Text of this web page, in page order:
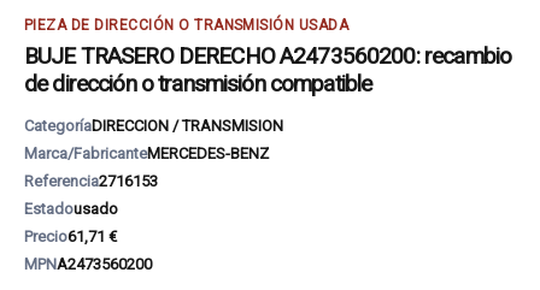
PIEZA DE DIRECCIÓN O TRANSMISIÓN USADA
BUJE TRASERO DERECHO A2473560200: recambio
de dirección o transmisión compatible
CategoríaDIRECCION / TRANSMISION
Marca/FabricanteMERCEDES-BENZ
Referencia2716153
Estadousado
Precio61,71 €
MPNA2473560200